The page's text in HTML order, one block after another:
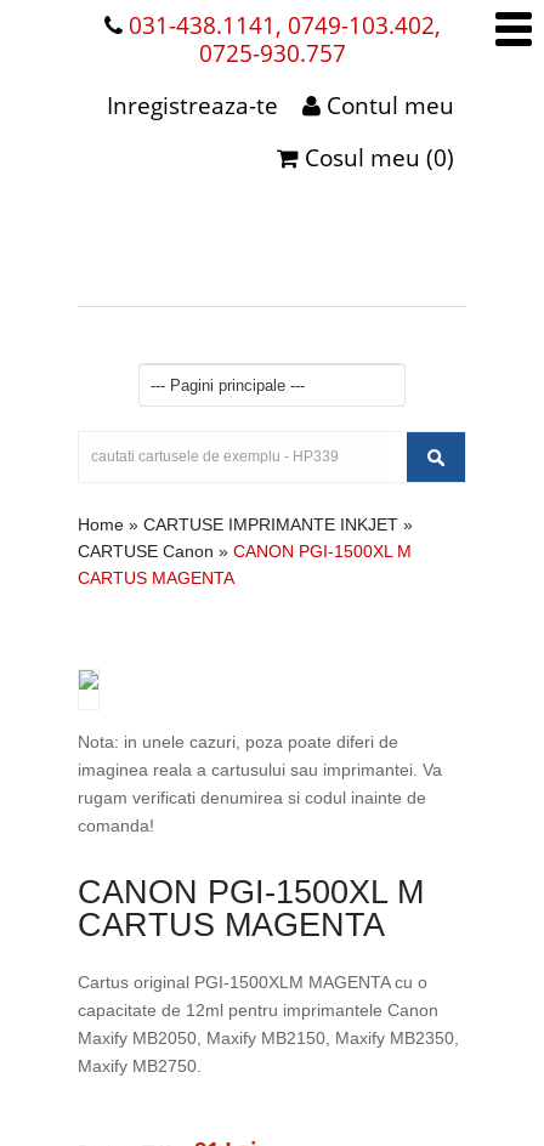
031-438.1141, 0749-103.402,
0725-930.757
Contul meu
Inregistreaza-te
Cosul meu (0)
Home » CARTUSE IMPRIMANTE INKJET »
CARTUSE Canon » CANON PGI-1500XL M
CARTUS MAGENTA
Nota: in unele cazuri, poza poate diferi de
imaginea reala a cartusului sau imprimantei. Va
rugam verificati denumirea si codul inainte de
comanda!
CANON PGI-1500XL M
CARTUS MAGENTA
Cartus original PGI-1500XLM MAGENTA cu o
capacitate de 12ml pentru imprimantele Canon
Maxify MB2050, Maxify MB2150, Maxify MB2350,
Maxify MB2750.